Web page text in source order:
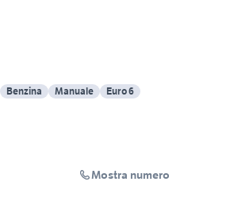
Benzina Manuale Euro 6
Mostra numero